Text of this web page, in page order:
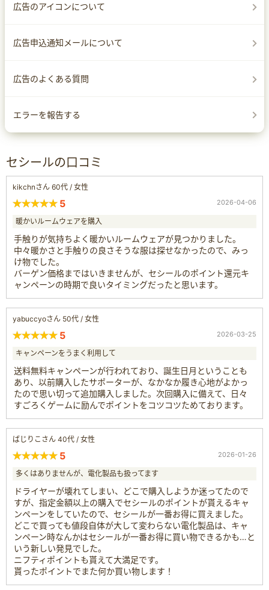
広告のアイコンについて
広告申込通知メールについて
広告のよくある質問
エラーを報告する
セシールの口コミ
kikchnさん 60代 / 女性
5 2026-04-06
暖かいルームウェアを購入
手触りが気持ちよく暖かいルームウェアが見つかりました。
中々暖かさと手触りの良さそうな服は探せなかったので、みっ
け物でした。
バーゲン価格まではいきませんが、セシールのポイント還元キ
ャンペーンの時期で良いタイミングだったと思います。
yabuccyoさん 50代 / 女性
5 2026-03-25
キャンペーンをうまく利用して
送料無料キャンペーンが行われており、誕生日月ということも
あり、以前購入したサポーターが、なかなか履き心地がよかっ
たので思い切って追加購入しました。次回購入に備えて、日々
すごろくゲームに励んでポイントをコツコツためております。
ばじりこさん 40代 / 女性
5 2026-01-26
多くはありませんが、電化製品も扱ってます
ドライヤーが壊れてしまい、どこで購入しようか迷ってたので
すが、指定金額以上の購入でセシールのポイントが貰えるキャ
ンペーンをしていたので、セシールが一番お得に買えました。
どこで買っても値段自体が大して変わらない電化製品は、キャ
ンペーン時なんかはセシールが一番お得に買い物できるかも…と
いう新しい発見でした。
ニフティポイントも貰えて大満足です。
貰ったポイントでまた何か買い物します！